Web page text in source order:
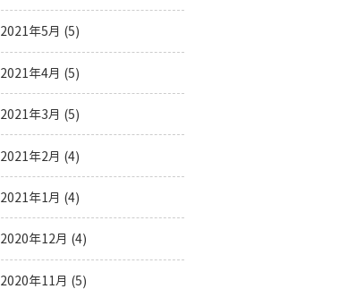
2021年5月 (5)
2021年4月 (5)
2021年3月 (5)
2021年2月 (4)
2021年1月 (4)
2020年12月 (4)
2020年11月 (5)